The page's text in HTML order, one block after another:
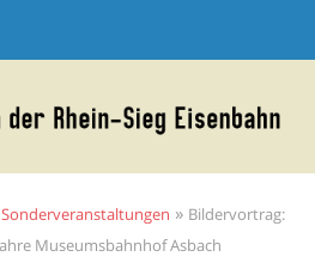
Sonderveranstaltungen » Bildervortrag:
Museumsbahnhof Asbach